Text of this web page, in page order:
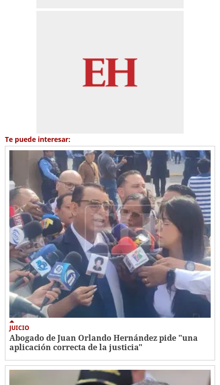
Te puede interesar:
JUICIO
Abogado de Juan Orlando Hernández pide "una
aplicación correcta de la justicia"